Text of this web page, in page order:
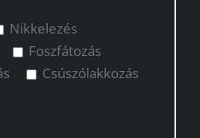
Nikkelezés
Foszfátozás
Csúszólakkozás